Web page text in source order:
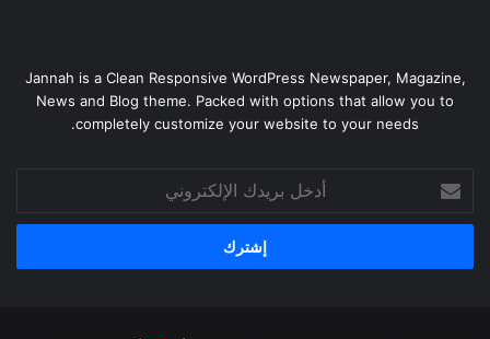
Jannah is a Clean Responsive WordPress Newspaper, Magazine,
News and Blog theme. Packed with options that allow you to
completely customize your website to your needs.
بريدك
الإلكتروني